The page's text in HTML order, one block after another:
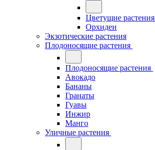
Цветущие растения
Орхидеи
Экзотические растения
Плодоносящие растения
Плодоносящие растения
Авокадо
Бананы
Гранаты
Гуавы
Инжир
Манго
Уличные растения